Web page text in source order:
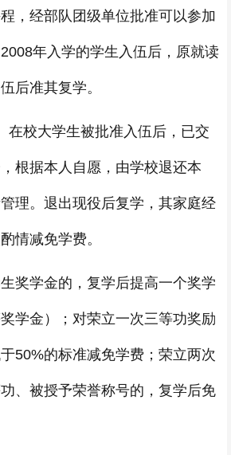
，经部队团级单位批准可以参加
年入学的学生入伍后，原就读
后准其复学。
在校大学生被批准入伍后，已交
根据本人自愿，由学校退还本
理。退出现役后复学，其家庭经
情减免学费。
奖学金的，复学后提高一个奖学
学金）；对荣立一次三等功奖励
50%的标准减免学费；荣立两次
、被授予荣誉称号的，复学后免